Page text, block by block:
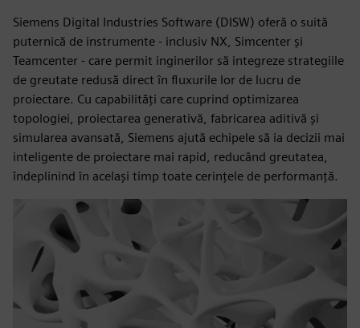
Siemens Digital Industries Software (DISW) oferă o suită
puternică de instrumente - inclusiv NX, Simcenter și
Teamcenter - care permit inginerilor să integreze strategiile
de greutate redusă direct în fluxurile lor de lucru de
proiectare. Cu capabilități care cuprind optimizarea
topologiei, proiectarea generativă, fabricarea aditivă și
simularea avansată, Siemens ajută echipele să ia decizii mai
inteligente de proiectare mai rapid, reducând greutatea,
îndeplinind în același timp toate cerințele de performanță.